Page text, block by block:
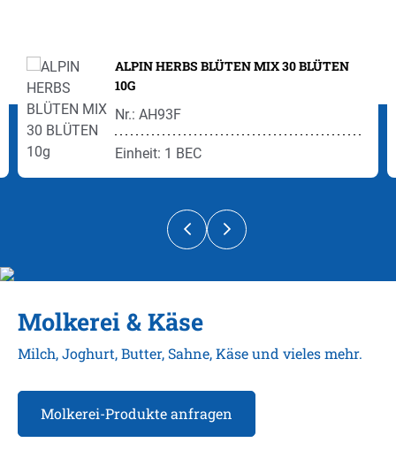
ALPIN HERBS BLÜTEN MIX 30 BLÜTEN
10G
Nr.: AH93F
Einheit: 1 BEC
Molkerei & Käse
Milch, Joghurt, Butter, Sahne, Käse und vieles mehr.
Molkerei-Produkte anfragen